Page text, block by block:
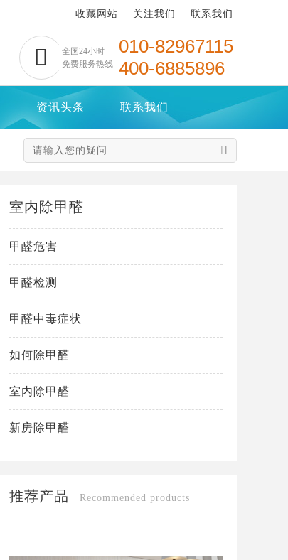

全国24小时
免费服务热线
010-82967115
400-6885896
收藏网站 关注我们 联系我们
资讯头条 联系我们

室内除甲醛
甲醛危害
甲醛检测
甲醛中毒症状
如何除甲醛
室内除甲醛
新房除甲醛
推荐产品 Recommended products